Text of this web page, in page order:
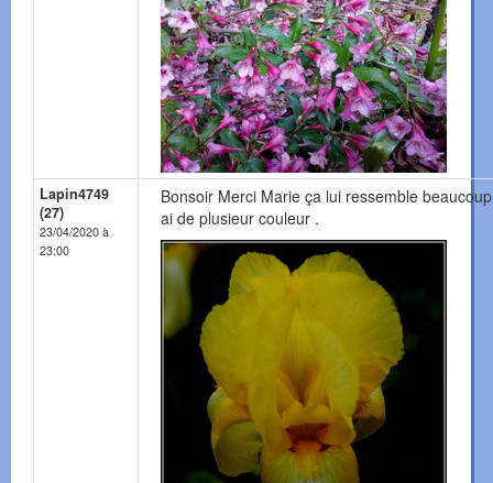
Lapin4749
(27)
23/04/2020 à
23:00
Bonsoir Merci Marie ça lui ressemble
ai de plusieur couleur .